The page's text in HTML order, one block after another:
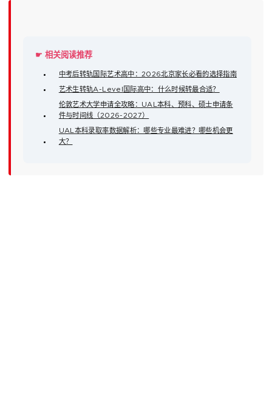
☛ 相关阅读推荐
中考后转轨国际艺术高中：2026北京家长必看的选择指南
艺术生转轨A-Level国际高中：什么时候转最合适？
伦敦艺术大学申请全攻略：UAL本科、预科、硕士申请条
件与时间线（2026-2027）
UAL本科录取率数据解析：哪些专业最难进？哪些机会更
大？